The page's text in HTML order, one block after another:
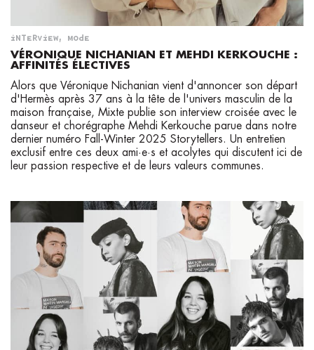
INTERVIEW, MODE
VÉRONIQUE NICHANIAN ET MEHDI KERKOUCHE :
AFFINITÉS ÉLECTIVES
Alors que Véronique Nichanian vient d'annoncer son départ
d'Hermès après 37 ans à la tête de l'univers masculin de la
maison française, Mixte publie son interview croisée avec le
danseur et chorégraphe Mehdi Kerkouche parue dans notre
dernier numéro Fall-Winter 2025 Storytellers. Un entretien
exclusif entre ces deux ami·e·s et acolytes qui discutent ici de
leur passion respective et de leurs valeurs communes.